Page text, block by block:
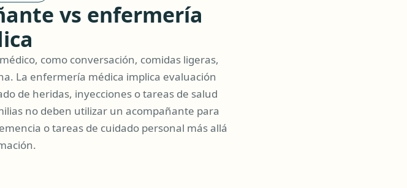
vs enfermería
como conversación, comidas ligeras,
La enfermería médica implica evaluación
de heridas, inyecciones o tareas de salud
no deben utilizar un acompañante para
o tareas de cuidado personal más allá